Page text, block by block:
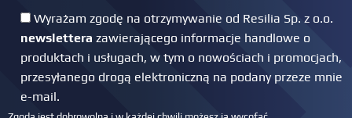
Wyrażam zgodę na otrzymywanie od Resilia Sp. z o.o.
newslettera zawierającego informacje handlowe o
produktach i usługach, w tym o nowościach i promocjach,
przesyłanego drogą elektroniczną na podany przeze mnie
e-mail.